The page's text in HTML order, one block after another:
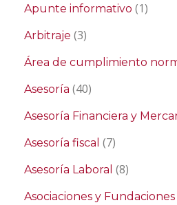
Apunte informativo (1)
Arbitraje (3)
Área de cumplimiento
Asesoría (40)
Asesoría Financiera y
Asesoría fiscal (7)
Asesoría Laboral (8)
Asociaciones y Fundaciones